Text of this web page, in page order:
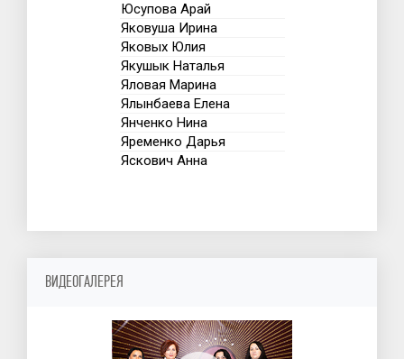
Юсупова Арай
Яковуша Ирина
Яковых Юлия
Якушык Наталья
Яловая Марина
Ялынбаева Елена
Янченко Нина
Яременко Дарья
Яскович Анна
ВИДЕОГАЛЕРЕЯ